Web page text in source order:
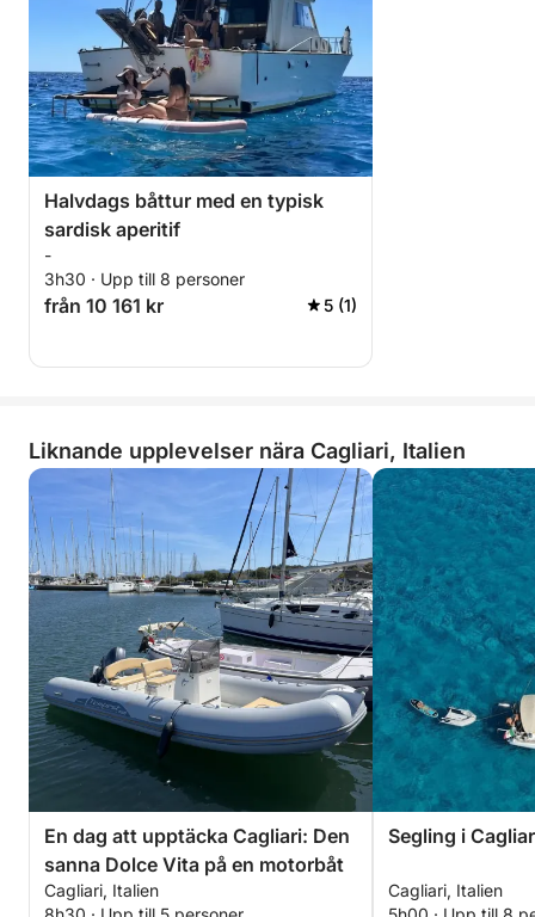
Halvdags båttur med en typisk
sardisk aperitif
-
3h30 · Upp till 8 personer
från 10 161 kr 5 (1)
Liknande upplevelser nära Cagliari, Italien
En dag att upptäcka Cagliari: Den
sanna Dolce Vita på en motorbåt
Cagliari, Italien
Segling i
Cagliari, Italien